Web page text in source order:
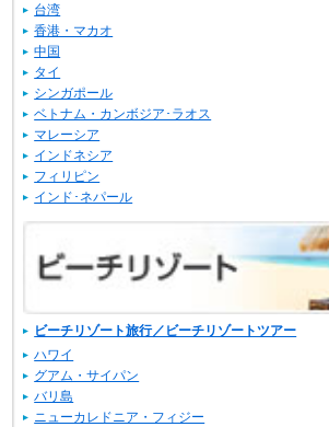
台湾
香港・マカオ
中国
タイ
シンガポール
ベトナム・カンボジア･ラオス
マレーシア
インドネシア
フィリピン
インド･ネパール
ビーチリゾート旅行／ビーチリゾートツアー
ハワイ
グアム・サイパン
バリ島
ニューカレドニア・フィジー